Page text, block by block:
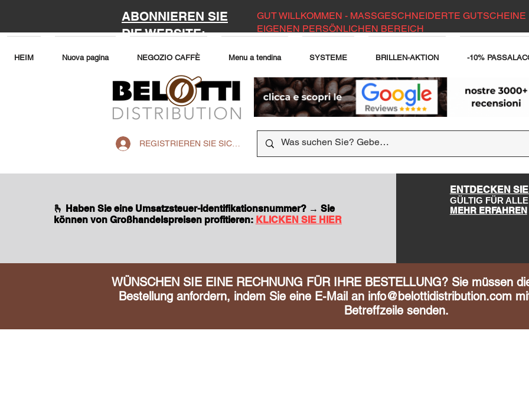
ABONNIEREN SIE
DIE WEBSITE:
GUT WILLKOMMEN - MASSGESCHNEIDERTE GUTSCHEINE
EIGENEN PERSÖNLICHEN BEREICH
HEIM Nuova pagina NEGOZIO CAFFÈ Menu a tendina SYSTEME BRILLEN-AKTION -10%
REGISTRIEREN SIE SICH AUF DER WEBSITE
🫰 Haben Sie eine Umsatzsteuer-Identifikationsnummer? → Sie
können von Großhandelspreisen profitieren: KLICKEN SIE HIER
ENTDECKEN
GÜLTIG FÜR
MEHR ERFAHREN
WÜNSCHEN SIE EINE RECHNUNG FÜR IHRE BESTELLUNG? Sie müssen
Bestellung anfordern, indem Sie eine E-Mail an info@belottidistribution.com
Betreffzeile senden.